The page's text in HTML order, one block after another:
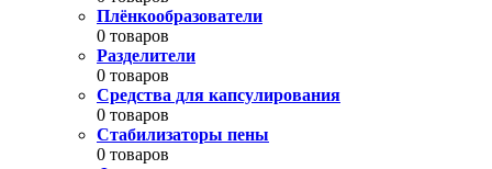
Плёнкообразователи
0 товаров
Разделители
0 товаров
Средства для капсулирования
0 товаров
Стабилизаторы пены
0 товаров